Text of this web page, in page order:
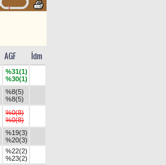
AGF İdm
%31(1)
%30(1)
%8(5)
%8(5)
%0(8)
%0(8)
%19(3)
%20(3)
%22(2)
%23(2)